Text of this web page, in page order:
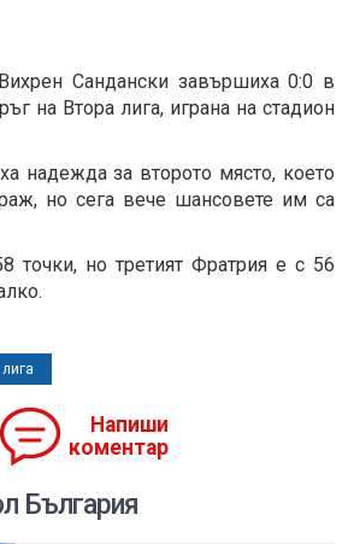
Сандански завършиха 0:0 в
на Втора лига, играна на стадион
надежда за второто място, което
но сега вече шансовете им са
точки, но третият Фратрия е с 56
Напиши
коментар
България